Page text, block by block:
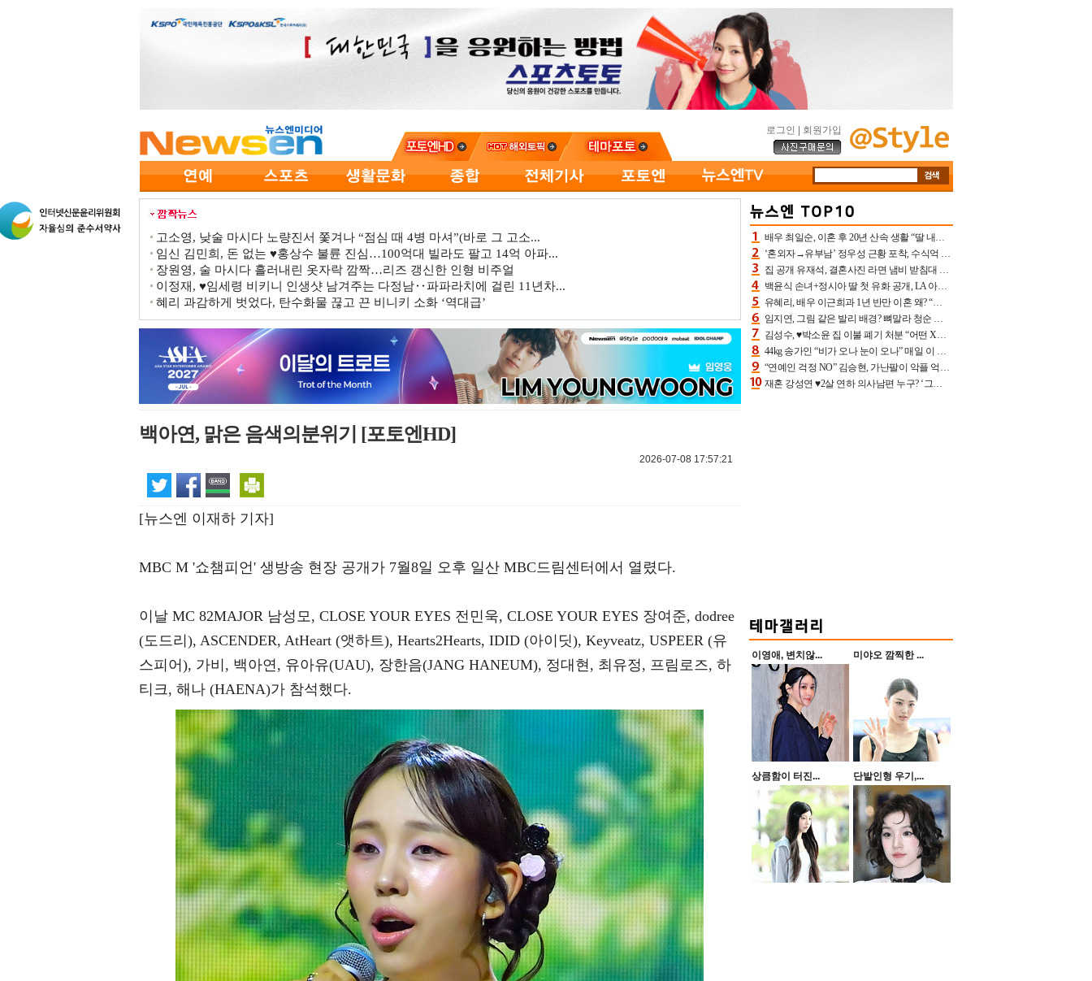
로그인 회원가입
고소영, 낮술 마시다 노량진서 쫓겨나 “점심 때 4병 마셔”(바로 그 고소...
임신 김민희, 돈 없는 ♥홍상수 불륜 진심…100억대 빌라도 팔고 14억 아파...
장원영, 술 마시다 흘러내린 옷자락 깜짝…리즈 갱신한 인형 비주얼
이정재, ♥임세령 비키니 인생샷 남겨주는 다정남‥파파라치에 걸린 11년차...
혜리 과감하게 벗었다, 탄수화물 끊고 끈 비니키 소화 ‘역대급’
백아연, 맑은 음색의분위기 [포토엔HD]
2026-07-08 17:57:21
[뉴스엔 이재하 기자]
MBC M '쇼챔피언' 생방송 현장 공개가 7월8일 오후 일산 MBC드림센터에서 열렸다.
이날 MC 82MAJOR 남성모, CLOSE YOUR EYES 전민욱, CLOSE YOUR EYES 장여준, dodree
(도드리), ASCENDER, AtHeart (앳하트), Hearts2Hearts, IDID (아이딧), Keyveatz, USPEER (유
스피어), 가비, 백아연, 유아유(UAU), 장한음(JANG HANEUM), 정대현, 최유정, 프림로즈, 하
티크, 해나 (HAENA)가 참석했다.
배우 최일순, 이혼 후 20년 산속 생활 “딸 내가 버렸다고 원망‥맘 아파”(특종)[어제TV]
‘혼외자→유부남’ 정우성 근황 포착, 수식억 해킹 피해 후배 만났다 “존경하는”
집 공개 유재석, 결혼사진 라면 냄비 받침대 되고 분노‥가족사진도 피해(놀뭐)[어제TV]
백윤식 손녀+정시아 딸 첫 유화 공개, LA 아트쇼→서울국제조각페스타 작가다운 수준급 실력
유혜리, 배우 이근희과 1년 반만 이혼 왜? “식칼 꽂고 의자 던져” 충격 폭로(특종)[어제TV]
임지연, 그림 같은 발리 배경? 뼈말라 청순 비키니 핏에 상대 안 되네
김성수, ♥박소윤 집 이불 폐기 처분 “어떤 X이랑 썼을지 몰라” 질투(신랑수업2)[어제TV]
44kg 송가인 “비가 오나 눈이 오나” 매일 이 운동, 허벅지 근육량 상승+체지방 감소
“연예인 걱정 NO” 김승현, 가난팔이 악플 억울할만‥아내+딸과 日 여행
재혼 강성연 ♥2살 연하 의사남편 누구? ‘그알’ 자문의에 훈남 비주얼 초엘리트 스펙 [종합]
이영애, 변치않... 미야오 깜찍한 ...
상큼함이 터진... 단발인형 우기,...